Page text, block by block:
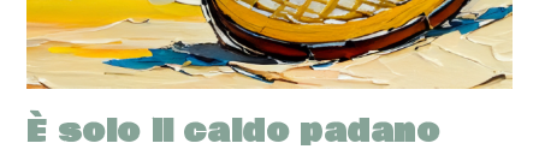
È solo il caldo padano